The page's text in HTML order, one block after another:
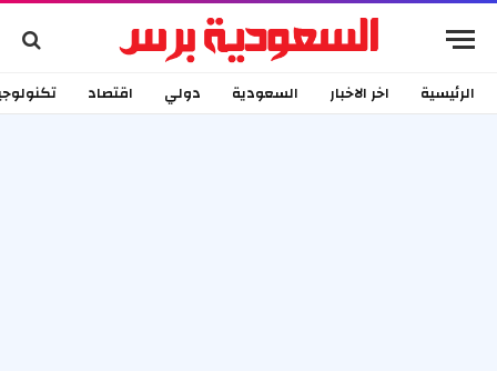
الرئيسية اخر الاخبار السعودية دولي اقتصاد